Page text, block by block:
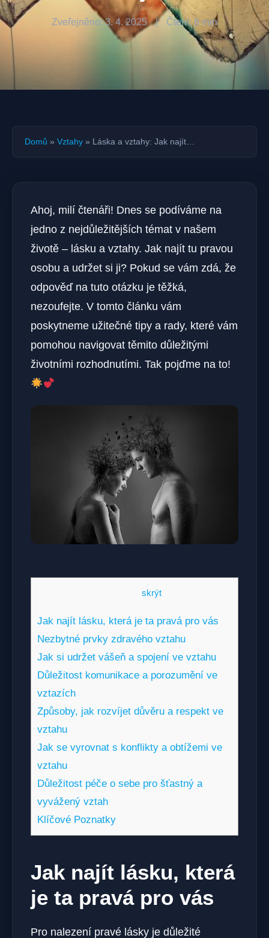
Zveřejněno: 3. 4. 2025 | Čtení: 6 min
Domů » Vztahy » Láska a vztahy: Jak najít…
Ahoj, milí čtenáři! Dnes se podíváme na
jedno z nejdůležitějších témat v našem
životě – lásku a vztahy. Jak najít tu pravou
osobu a udržet si ji? Pokud se vám zdá, že
odpověď na tuto otázku je těžká,
nezoufejte. V tomto článku vám
poskytneme užitečné tipy a rady, které vám
pomohou navigovat těmito důležitými
životními rozhodnutími. Tak pojďme na to!
skrýt]
Jak najít lásku, která je ta pravá pro vás
Nezbytné prvky zdravého vztahu
Jak si udržet vášeň a spojení ve vztahu
Důležitost komunikace a porozumění ve
vztazích
Způsoby, jak rozvíjet důvěru a respekt ve
vztahu
Jak se vyrovnat s konflikty a obtížemi ve
vztahu
Důležitost péče o sebe pro šťastný a
vyvážený vztah
Klíčové Poznatky
Jak najít lásku, která
je ta pravá pro vás
Pro nalezení pravé lásky je důležité